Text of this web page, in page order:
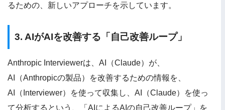
るための、新しいアプローチを示しています。
3. AIがAIを改善する「自己改善ループ」
Anthropic Interviewerは、AI（Claude）が、
AI（Anthropicの製品）を改善するための情報を、
AI（Interviewer）を使って収集し、AI（Claude）を使っ
て分析するという、「AIによるAIの自己改善ループ」を